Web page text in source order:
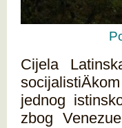
Cijela
jednog
zbog